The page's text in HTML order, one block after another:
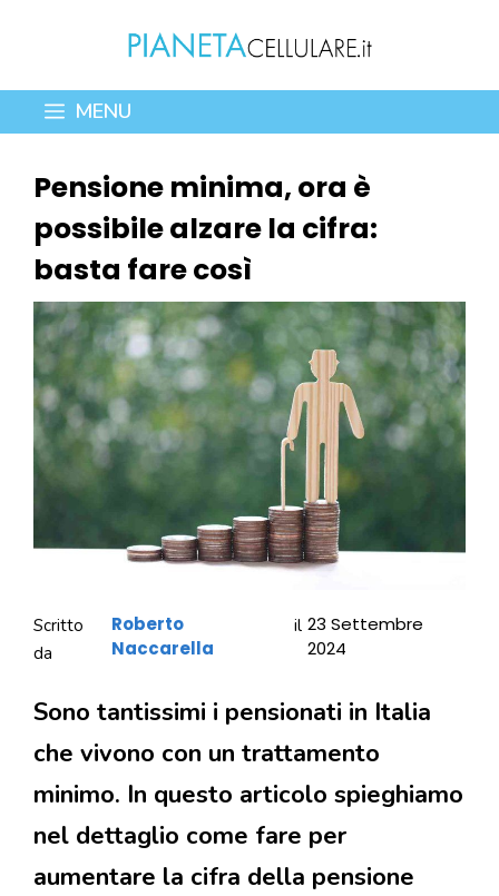
contenuto
MENU
Pensione minima, ora è
possibile alzare la cifra:
basta fare così
Scritto
da
Roberto
Naccarella
il 23 Settembre
2024
Sono tantissimi i pensionati in Italia
che vivono con un trattamento
minimo. In questo articolo spieghiamo
nel dettaglio come fare per
aumentare la cifra della pensione